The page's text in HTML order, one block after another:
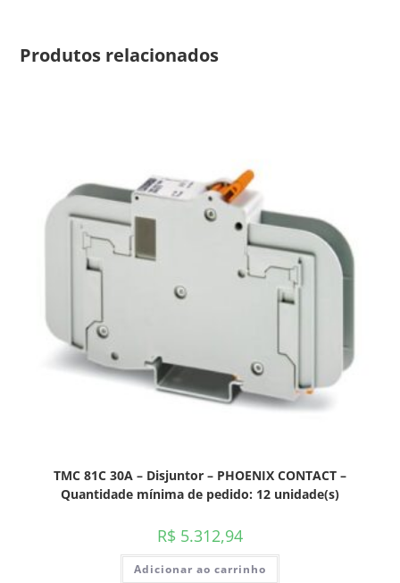
Produtos relacionados
TMC 81C 30A – Disjuntor – PHOENIX CONTACT –
Quantidade mínima de pedido: 12 unidade(s)
R$ 5.312,94
Adicionar ao carrinho